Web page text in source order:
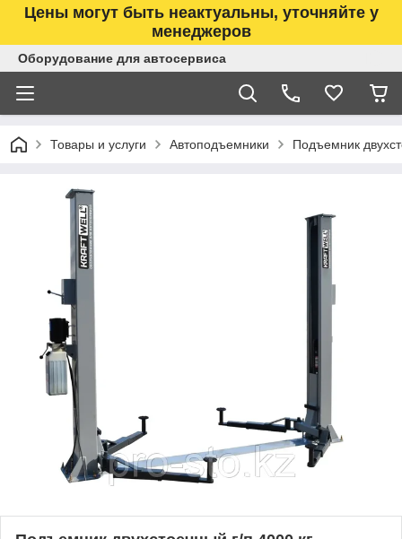
Цены могут быть неактуальны, уточняйте у
менеджеров
Оборудование для автосервиса
Товары и услуги Автоподъемники Подъемник